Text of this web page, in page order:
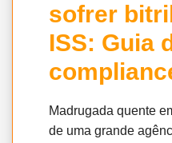
sofrer
ISS: Guia
Madrugada quente
de uma grande